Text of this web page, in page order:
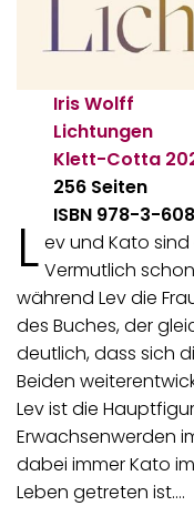
Iris Wolff
Lichtungen
Klett-Cotta
256 Seiten
ISBN 978-3-
L ev und Kato sind
Vermutlich
während Lev die
des Buches, der
deutlich, dass sich
Beiden
Lev ist die
Erwachsenwerden
dabei immer Kato
Leben getreten ist.…